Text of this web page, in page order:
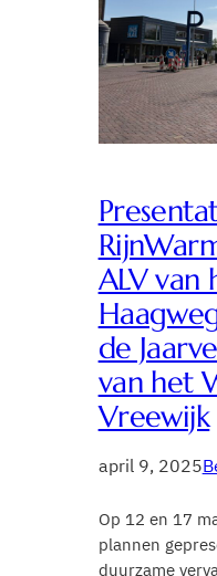
ALV van
de
van het
Vreewijk
april 9, 2025
Op 12 en 17
plannen
duurzame